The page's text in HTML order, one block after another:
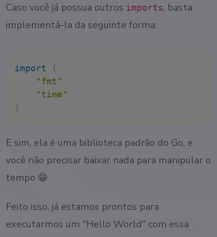
Caso você já possua outros imports, basta
implementá-la da seguinte forma:
import
(
"fmt"
"time"
)
E sim, ela é uma biblioteca padrão do Go, e
você não precisar baixar nada para manipular o
tempo 😁
Feito isso, já estamos prontos para
executarmos um "Hello World" com essa